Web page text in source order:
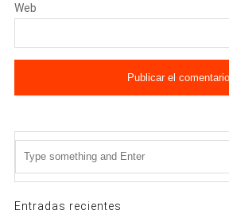
Web
Entradas recientes